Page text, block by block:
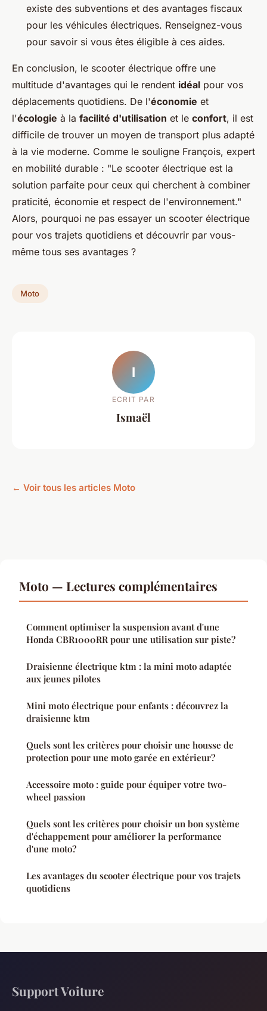
existe des subventions et des avantages fiscaux
pour les véhicules électriques. Renseignez-vous
pour savoir si vous êtes éligible à ces aides.
En conclusion, le scooter électrique offre une
multitude d'avantages qui le rendent idéal pour vos
déplacements quotidiens. De l'économie et
l'écologie à la facilité d'utilisation et le confort, il est
difficile de trouver un moyen de transport plus adapté
à la vie moderne. Comme le souligne François, expert
en mobilité durable : "Le scooter électrique est la
solution parfaite pour ceux qui cherchent à combiner
praticité, économie et respect de l'environnement."
Alors, pourquoi ne pas essayer un scooter électrique
pour vos trajets quotidiens et découvrir par vous-
même tous ses avantages ?
Moto
I
ECRIT PAR
Ismaël
← Voir tous les articles Moto
Moto — Lectures complémentaires
Comment optimiser la suspension avant d'une
Honda CBR1000RR pour une utilisation sur piste?
Draisienne électrique ktm : la mini moto adaptée
aux jeunes pilotes
Mini moto électrique pour enfants : découvrez la
draisienne ktm
Quels sont les critères pour choisir une housse de
protection pour une moto garée en extérieur?
Accessoire moto : guide pour équiper votre two-
wheel passion
Quels sont les critères pour choisir un bon système
d'échappement pour améliorer la performance
d'une moto?
Les avantages du scooter électrique pour vos trajets
quotidiens
Support Voiture